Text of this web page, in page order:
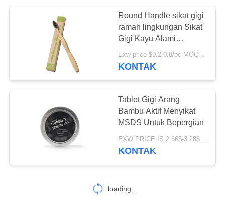
Tablet Pemutih Gigi
42
Perawatan Mulut
25
Round Handle sikat gigi
ramah lingkungan Sikat
Gigi Kayu Alami
Biodegradable
Exw price $0.2-0.8/pc MOQ:1000PCS
KONTAK
Tablet Gigi Arang
Bambu Aktif Menyikat
MSDS Untuk Bepergian
EXW PRICE IS 2.66$-3.28$/BOTTLE MOQ:60 pcs * 100 botol
KONTAK
loading...